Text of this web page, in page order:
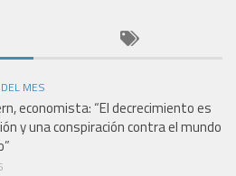
MES
economista: “El decrecimiento es
y una conspiración contra el mundo